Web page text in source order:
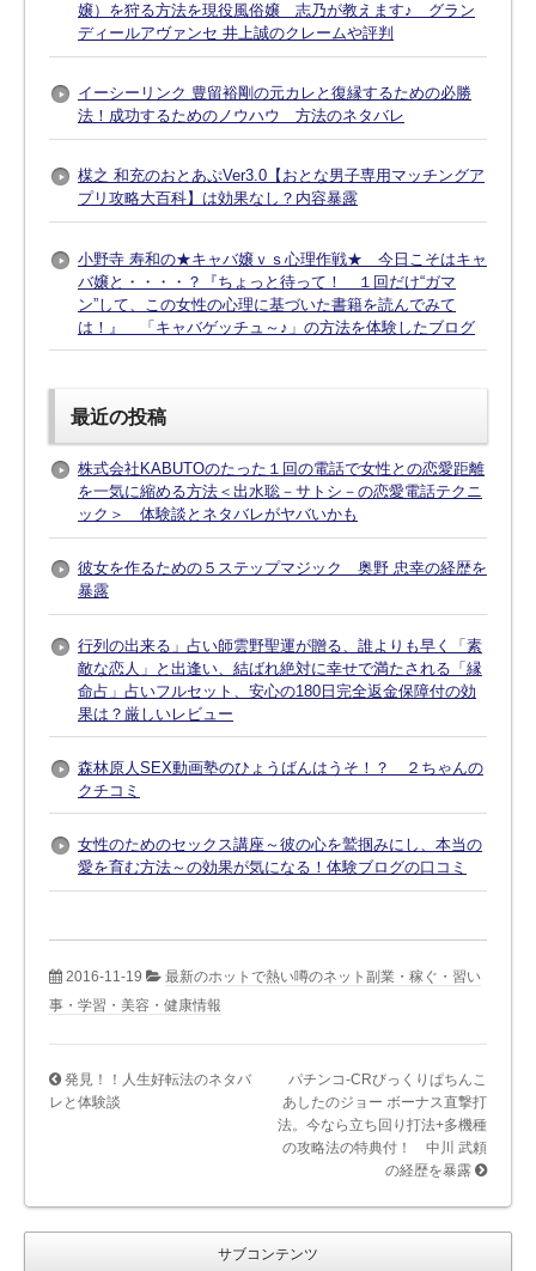
嬢）を狩る方法を現役風俗嬢 志乃が教えます♪ グラン
ディールアヴァンセ 井上誠のクレームや評判
イーシーリンク 豊留裕剛の元カレと復縁するための必勝
法！成功するためのノウハウ 方法のネタバレ
楳之 和充のおとあぷVer3.0【おとな男子専用マッチングア
プリ攻略大百科】は効果なし？内容暴露
小野寺 寿和の★キャバ嬢ｖｓ心理作戦★ 今日こそはキャ
バ嬢と・・・・？『ちょっと待って！ １回だけ“ガマ
ン”して、この女性の心理に基づいた書籍を読んでみて
は！』 「キャバゲッチュ～♪」の方法を体験したブログ
最近の投稿
株式会社KABUTOのたった１回の電話で女性との恋愛距離
を一気に縮める方法＜出水聡－サトシ－の恋愛電話テクニ
ック＞ 体験談とネタバレがヤバいかも
彼女を作るための５ステップマジック 奥野 忠幸の経歴を
暴露
行列の出来る」占い師雲野聖運が贈る、誰よりも早く「素
敵な恋人」と出逢い、結ばれ絶対に幸せで満たされる「縁
命占」占いフルセット、安心の180日完全返金保障付の効
果は？厳しいレビュー
森林原人SEX動画塾のひょうばんはうそ！？ ２ちゃんの
クチコミ
女性のためのセックス講座～彼の心を鷲掴みにし、本当の
愛を育む方法～の効果が気になる！体験ブログの口コミ
2016-11-19
最新のホットで熱い噂のネット副業・稼ぐ・習い
事・学習・美容・健康情報
発見！！人生好転法のネタバ
レと体験談
パチンコ-CRびっくりぱちんこ
あしたのジョー ボーナス直撃打
法。今なら立ち回り打法+多機種
の攻略法の特典付！ 中川 武頼
の経歴を暴露
サブコンテンツ